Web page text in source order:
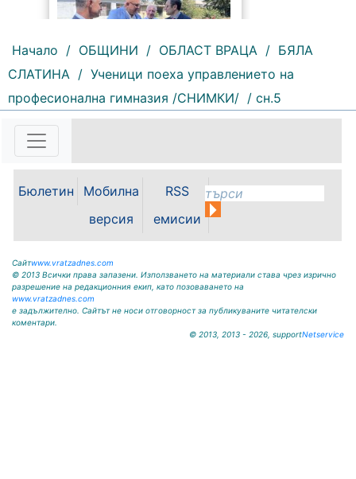
178 | 2026-08-05 16:17:12
Възможностите за привличане на
местната икономика и бъдещето
на Видин като индустриален
център бяха във фокуса на
работната среща между кмета на
Община Видин д-р Цветан
Ценков,...
Начало / ОБЩИНИ / ОБЛАСТ ВРАЦА / БЯЛА
СЛАТИНА / Ученици поеха управлението на
професионална гимназия /СНИМКИ/ / сн.5
Бюлетин
Мобилна
версия
RSS
емисии
Сайтwww.vratzadnes.com
© 2013 Всички права запазени. Използването на материали става чрез изрично
разрешение на редакционния екип, като позоваването на
www.vratzadnes.com
е задължително. Сайтът не носи отговорност за публикуваните читателски
коментари.
© 2013, 2013 - 2026, supportNetservice